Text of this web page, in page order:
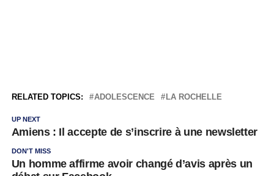
RELATED TOPICS: ADOLESCENCE LA ROCHELLE
UP NEXT
Amiens : Il accepte de s’inscrire à une newsletter
DON'T MISS
Un homme affirme avoir changé d’avis après un